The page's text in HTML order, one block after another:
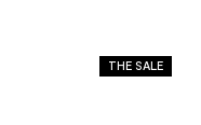
THE SALE